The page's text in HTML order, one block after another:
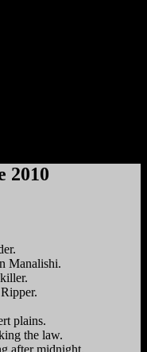
2010
Manalishi.
plains.
the law.
after midnight.